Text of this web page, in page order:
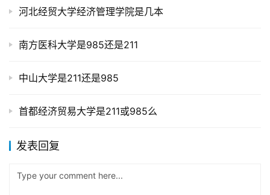
河北经贸大学经济管理学院是几本
南方医科大学是985还是211
中山大学是211还是985
首都经济贸易大学是211或985么
发表回复